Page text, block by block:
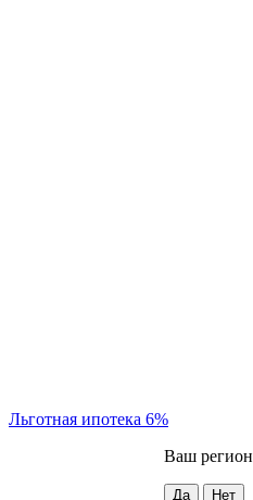
Льготная ипотека 6%
Ваш регион